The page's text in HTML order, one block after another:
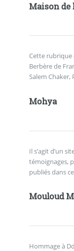
Maison de
Cette rubrique
Berbère de
Salem Chaker,
Mohya
Il s’agit d’un
témoignages,
publiés dans
Mouloud
Hommage à